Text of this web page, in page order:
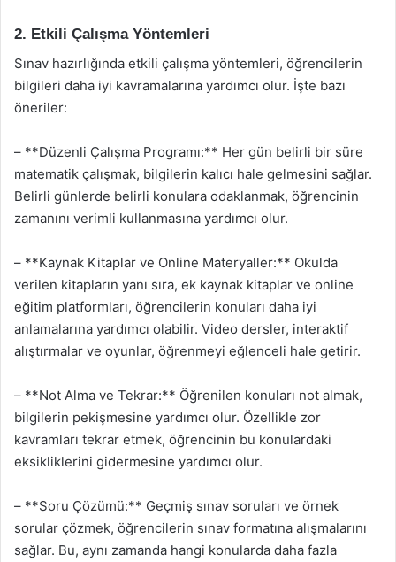
2. Etkili Çalışma Yöntemleri
Sınav hazırlığında etkili çalışma yöntemleri, öğrencilerin
bilgileri daha iyi kavramalarına yardımcı olur. İşte bazı
öneriler:
– **Düzenli Çalışma Programı:** Her gün belirli bir süre
matematik çalışmak, bilgilerin kalıcı hale gelmesini sağlar.
Belirli günlerde belirli konulara odaklanmak, öğrencinin
zamanını verimli kullanmasına yardımcı olur.
– **Kaynak Kitaplar ve Online Materyaller:** Okulda
verilen kitapların yanı sıra, ek kaynak kitaplar ve online
eğitim platformları, öğrencilerin konuları daha iyi
anlamalarına yardımcı olabilir. Video dersler, interaktif
alıştırmalar ve oyunlar, öğrenmeyi eğlenceli hale getirir.
– **Not Alma ve Tekrar:** Öğrenilen konuları not almak,
bilgilerin pekişmesine yardımcı olur. Özellikle zor
kavramları tekrar etmek, öğrencinin bu konulardaki
eksikliklerini gidermesine yardımcı olur.
– **Soru Çözümü:** Geçmiş sınav soruları ve örnek
sorular çözmek, öğrencilerin sınav formatına alışmalarını
sağlar. Bu, aynı zamanda hangi konularda daha fazla